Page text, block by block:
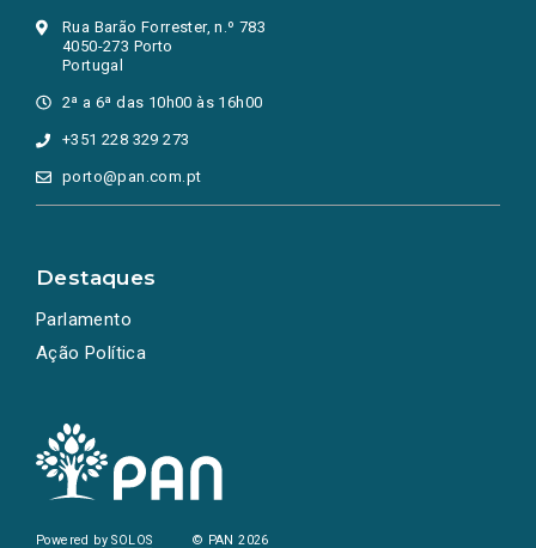
Rua Barão Forrester, n.º 783
4050-273 Porto
Portugal
2ª a 6ª das 10h00 às 16h00
+351 228 329 273
porto@pan.com.pt
Destaques
Parlamento
Ação Política
Powered bySOLOS © PAN 2026